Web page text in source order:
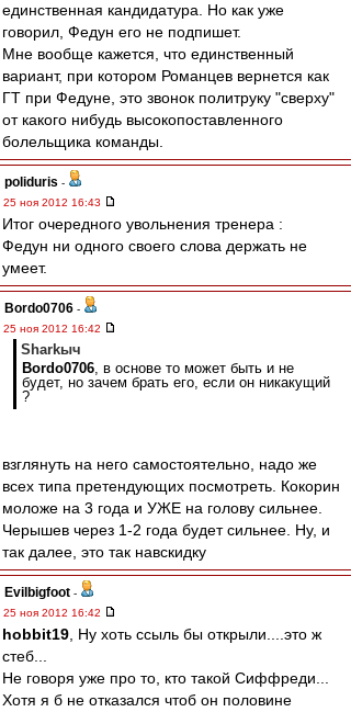
единственная кандидатура. Но как уже
говорил, Федун его не подпишет.
Мне вообще кажется, что единственный
вариант, при котором Романцев вернется как
ГТ при Федуне, это звонок политруку "сверху"
от какого нибудь высокопоставленного
болельщика команды.
poliduris -
25 ноя 2012 16:43
Итог очередного увольнения тренера :
Федун ни одного своего слова держать не
умеет.
Bordo0706 -
25 ноя 2012 16:42
Sharkыч
Bordo0706, в основе то может быть и не
будет, но зачем брать его, если он никакущий
?
взглянуть на него самостоятельно, надо же
всех типа претендующих посмотреть. Кокорин
моложе на 3 года и УЖЕ на голову сильнее.
Черышев через 1-2 года будет сильнее. Ну, и
так далее, это так навскидку
Evilbigfoot -
25 ноя 2012 16:42
hobbit19 , Ну хоть ссыль бы открыли....это ж
стеб...
Не говоря уже про то, кто такой Сиффреди...
Хотя я б не отказался чтоб он половине